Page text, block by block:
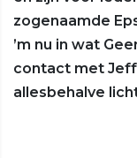
zogenaamde
’m nu in wat
contact met
allesbehalve